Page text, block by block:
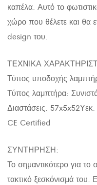
καπέλα. Αυτό το
χώρο που θέλετε και θα
design του.
ΤΕΧΝΙΚΑ
Τύπος υποδοχής
Τύπος λαμπτήρα:
Διαστάσεις: 57x5x52Υεκ.
CE Certified
ΣΥΝΤΗΡΗΣΗ:
Το σημαντικότερο για το
τακτικό ξεσκόνισμά του.